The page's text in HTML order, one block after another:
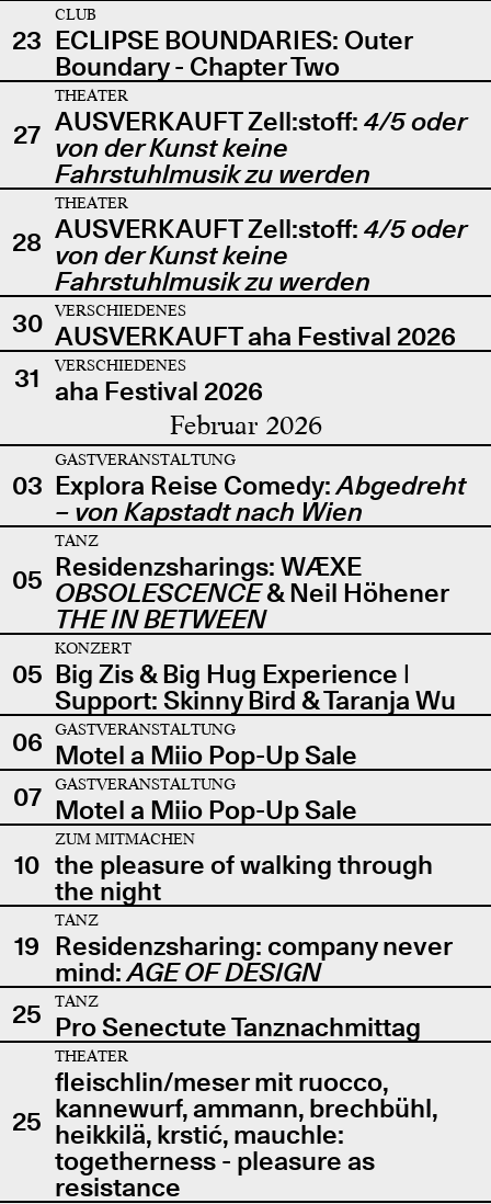
23
CLUB
ECLIPSE BOUNDARIES: Outer
Boundary - Chapter Two
27
THEATER
AUSVERKAUFT Zell:stoff: 4/5 oder
von der Kunst keine
Fahrstuhlmusik zu werden
28
THEATER
AUSVERKAUFT Zell:stoff: 4/5 oder
von der Kunst keine
Fahrstuhlmusik zu werden
30
VERSCHIEDENES
AUSVERKAUFT aha Festival 2026
31
VERSCHIEDENES
aha Festival 2026
Februar 2026
03
GASTVERANSTALTUNG
Explora Reise Comedy:Abgedreht
– von Kapstadt nach Wien
05
TANZ
Residenzsharings: WÆXE
OBSOLESCENCE& Neil Höhener
THE IN BETWEEN
05
KONZERT
Big Zis & Big Hug Experience |
Support: Skinny Bird & Taranja Wu
06
GASTVERANSTALTUNG
Motel a Miio Pop-Up Sale
07
GASTVERANSTALTUNG
Motel a Miio Pop-Up Sale
10
ZUM MITMACHEN
the pleasure of walking through
the night
19
TANZ
Residenzsharing: company never
mind:AGE OF DESIGN
25
TANZ
Pro Senectute Tanznachmittag
25
THEATER
fleischlin/meser mit ruocco,
kannewurf, ammann, brechbühl,
heikkilä, krstić, mauchle:
togetherness - pleasure as
resistance